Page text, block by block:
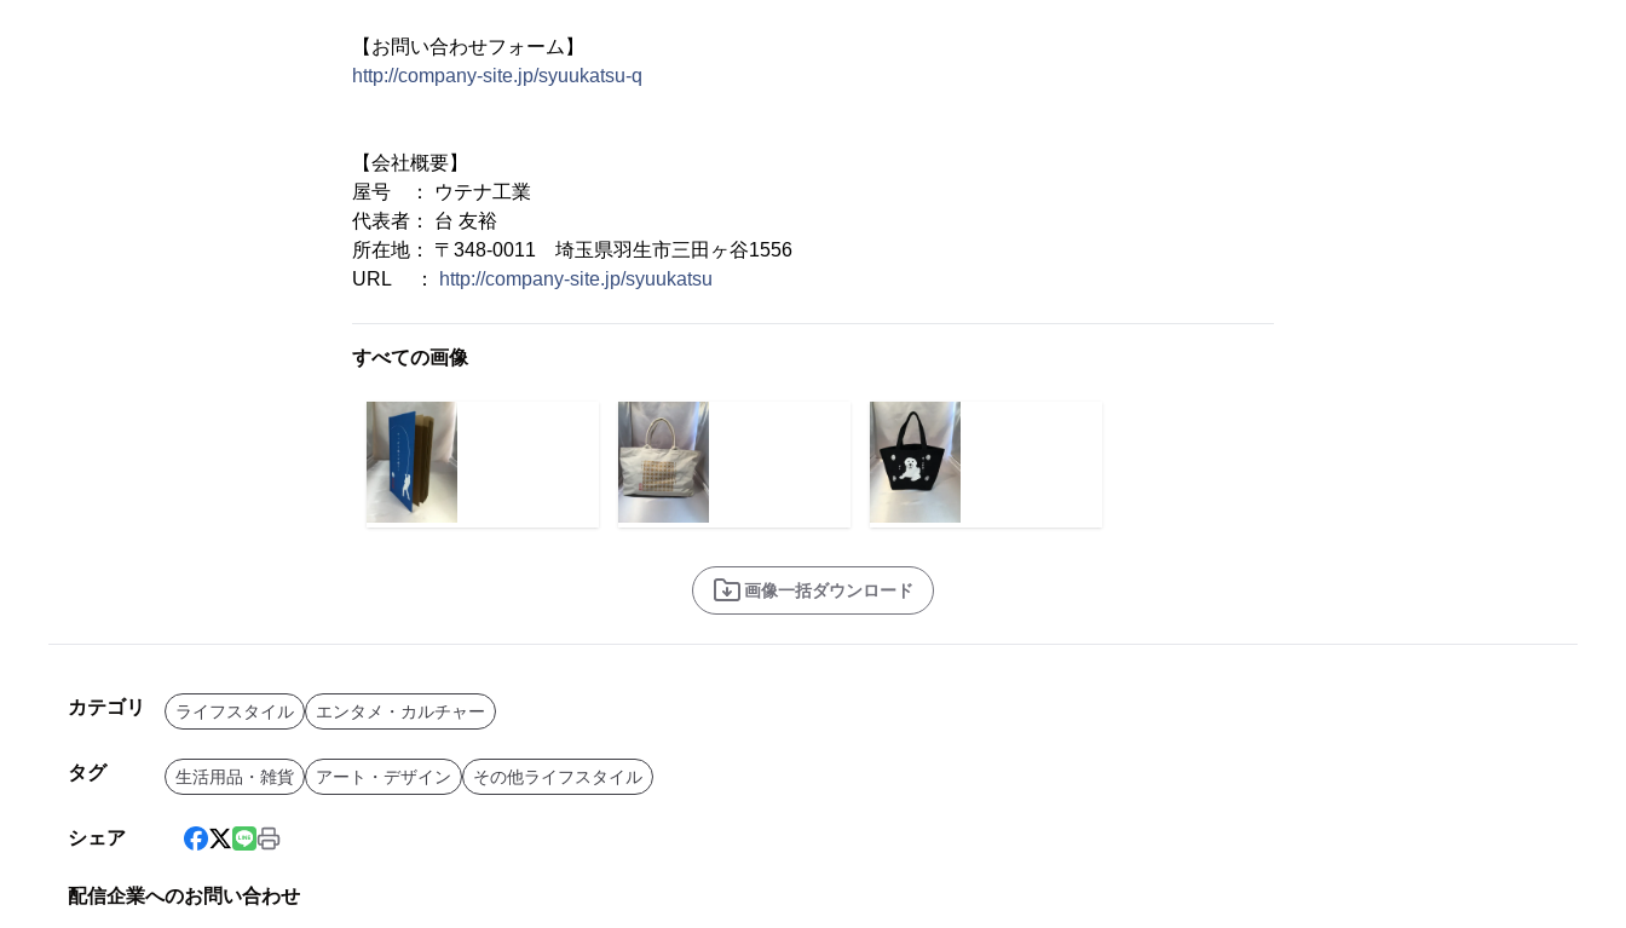
【お問い合わせフォーム】
http://company-site.jp/syuukatsu-q
【会社概要】
屋号 ： ウテナ工業
代表者： 台 友裕
所在地： 〒348-0011 埼玉県羽生市三田ヶ谷1556
URL ：
http://company-site.jp/syuukatsu
すべての画像
画像一括ダウンロード
カテゴリ ライフスタイル エンタメ・カルチャー
タグ 生活用品・雑貨 アート・デザイン その他ライフスタイル
シェア
配信企業へのお問い合わせ